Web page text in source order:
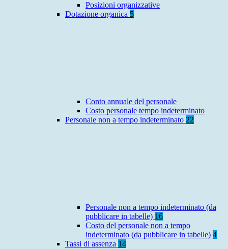
Posizioni organizzative
Dotazione organica 5
Conto annuale del personale
Costo personale tempo indeterminato
Personale non a tempo indeterminato 22
Personale non a tempo indeterminato (da
pubblicare in tabelle) 16
Costo del personale non a tempo
indeterminato (da pubblicare in tabelle) 4
Tassi di assenza 14